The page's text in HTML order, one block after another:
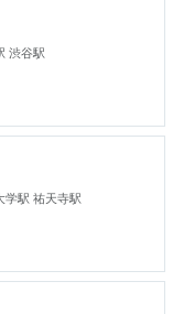
渋谷駅
学駅 祐天寺駅